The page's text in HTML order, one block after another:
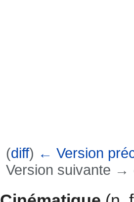
(diff) ← Version
Version suivante →